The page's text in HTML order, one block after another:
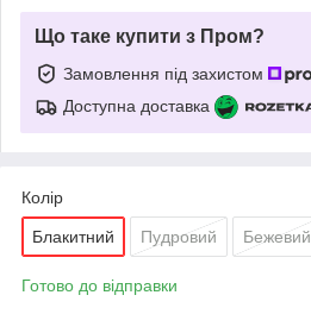
Що таке купити з Пром?
Замовлення під захистом
Доступна доставка
Колір
Блакитний Пудровий Бежевий
Готово до відправки